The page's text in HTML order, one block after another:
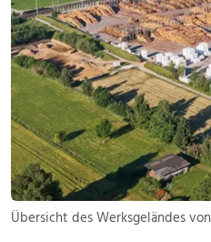
Übersicht des Werksgeländes